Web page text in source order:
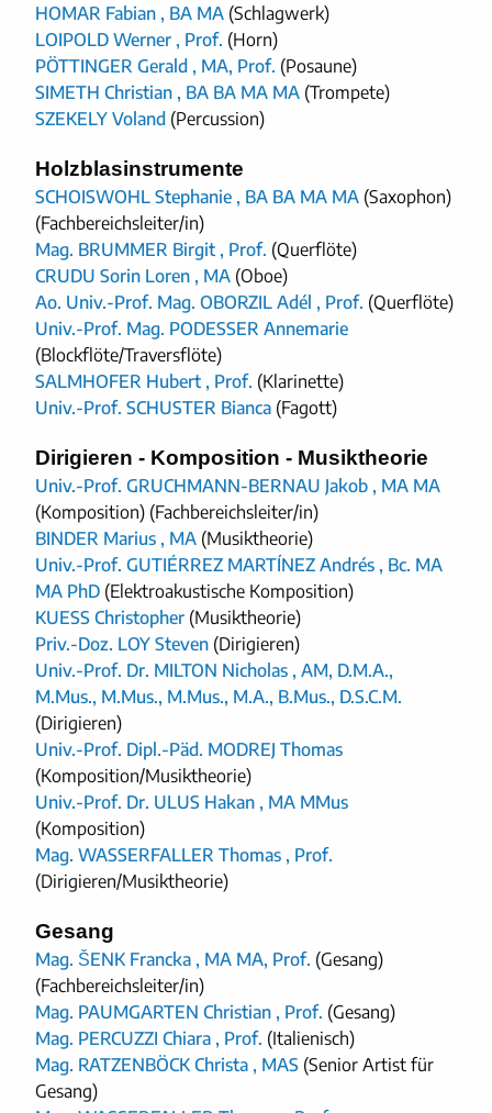
HOMAR Fabian , BA MA (Schlagwerk)
LOIPOLD Werner , Prof. (Horn)
PÖTTINGER Gerald , MA, Prof. (Posaune)
SIMETH Christian , BA BA MA MA (Trompete)
SZEKELY Voland (Percussion)
Holzblasinstrumente
SCHOISWOHL Stephanie , BA BA MA MA (Saxophon)
(Fachbereichsleiter/in)
Mag. BRUMMER Birgit , Prof. (Querflöte)
CRUDU Sorin Loren , MA (Oboe)
Ao. Univ.-Prof. Mag. OBORZIL Adél , Prof. (Querflöte)
Univ.-Prof. Mag. PODESSER Annemarie
(Blockflöte/Traversflöte)
SALMHOFER Hubert , Prof. (Klarinette)
Univ.-Prof. SCHUSTER Bianca (Fagott)
Dirigieren - Komposition - Musiktheorie
Univ.-Prof. GRUCHMANN-BERNAU Jakob , MA MA
(Komposition) (Fachbereichsleiter/in)
BINDER Marius , MA (Musiktheorie)
Univ.-Prof. GUTIÉRREZ MARTÍNEZ Andrés , Bc. MA
MA PhD (Elektroakustische Komposition)
KUESS Christopher (Musiktheorie)
Priv.-Doz. LOY Steven (Dirigieren)
Univ.-Prof. Dr. MILTON Nicholas , AM, D.M.A.,
M.Mus., M.Mus., M.Mus., M.A., B.Mus., D.S.C.M.
(Dirigieren)
Univ.-Prof. Dipl.-Päd. MODREJ Thomas
(Komposition/Musiktheorie)
Univ.-Prof. Dr. ULUS Hakan , MA MMus
(Komposition)
Mag. WASSERFALLER Thomas , Prof.
(Dirigieren/Musiktheorie)
Gesang
Mag. ŠENK Francka , MA MA, Prof. (Gesang)
(Fachbereichsleiter/in)
Mag. PAUMGARTEN Christian , Prof. (Gesang)
Mag. PERCUZZI Chiara , Prof. (Italienisch)
Mag. RATZENBÖCK Christa , MAS (Senior Artist für
Gesang)